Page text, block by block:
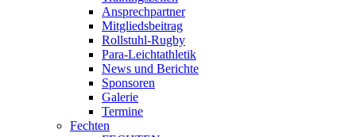
Ansprechpartner
Mitgliedsbeitrag
Rollstuhl-Rugby
Para-Leichtathletik
News und Berichte
Sponsoren
Galerie
Termine
Fechten